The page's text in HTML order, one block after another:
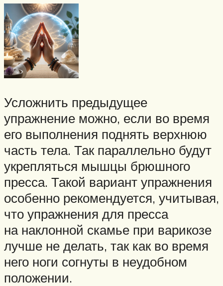
Усложнить предыдущее
упражнение можно, если во время
его выполнения поднять верхнюю
часть тела. Так параллельно будут
укрепляться мышцы брюшного
пресса. Такой вариант упражнения
особенно рекомендуется, учитывая,
что упражнения для пресса
на наклонной скамье при варикозе
лучше не делать, так как во время
него ноги согнуты в неудобном
положении.